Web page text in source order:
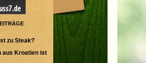
zu Steak?
aus Kroatien ist